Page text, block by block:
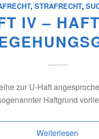
,STRAFRECHT,
IV –
zur U-Haft
Haftgrund
Weiterlesen